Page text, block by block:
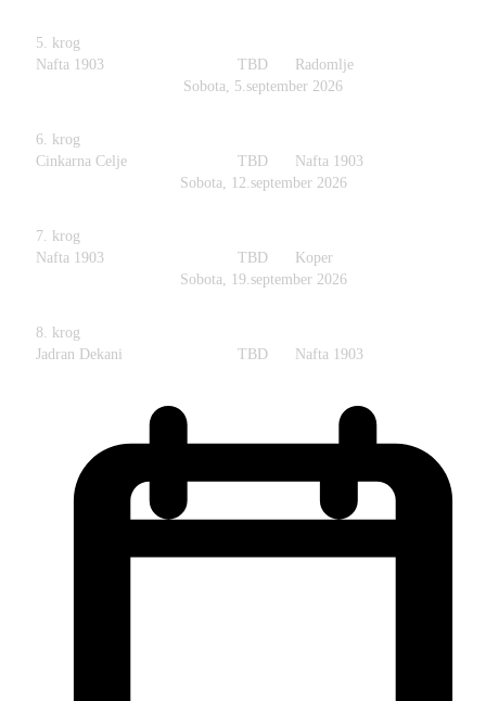
5. krog
Nafta 1903
TBD
Radomlje
Sobota, 5.september 2026
6. krog
Cinkarna Celje
TBD
Nafta 1903
Sobota, 12.september 2026
7. krog
Nafta 1903
TBD
Koper
Sobota, 19.september 2026
8. krog
Jadran Dekani
TBD Nafta 1903